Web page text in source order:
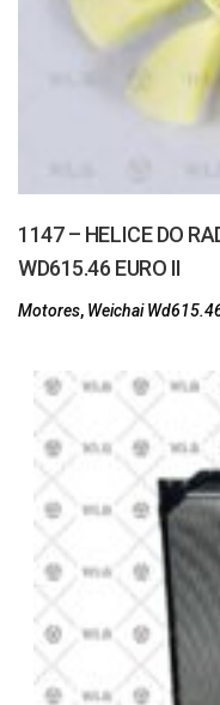
1147 – HELICE DO
WD615.46 EURO II
Motores, Weichai